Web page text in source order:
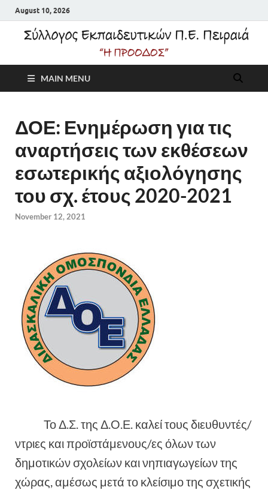
August 10, 2026
Σύλλογος
Εκπαιδευτικών Π.Ε.
Πειραιά "Η Πρόοδος"
MAIN MENU
ΔΟΕ: Ενημέρωση για τις
αναρτήσεις των εκθέσεων
εσωτερικής αξιολόγησης
του σχ. έτους 2020-2021
November 12, 2021
Το Δ.Σ. της Δ.Ο.Ε. καλεί τους διευθυντές/
ντριες και προϊστάμενους/ες όλων των
δημοτικών σχολείων και νηπιαγωγείων της
χώρας, αμέσως μετά το κλείσιμο της σχετικής